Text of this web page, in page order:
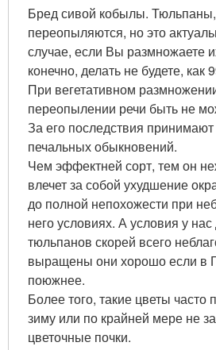
Бред сивой кобылы. Тюльпаны,
переопыляются, но это
случае, если Вы размножаете
конечно, делать не будете, как
При вегетативном
переопылении речи быть не
За его последствия принимают
печальных обыкновений.
Чем эффектней сорт, тем он
влечет за собой ухудшение
до полной непохожести при
него условиях. А условия у
тюльпанов скорей всего
выращены они хорошо если в
поюжнее.
Более того, такие цветы часто
зиму или по крайней мере не
цветочные почки.